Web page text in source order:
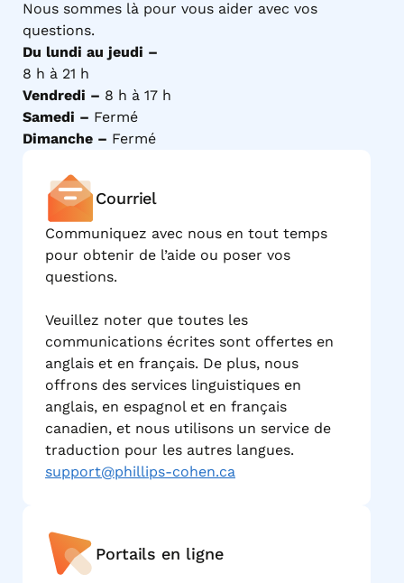
Nous sommes là pour vous aider avec vos
questions.
Du lundi au jeudi –
8 h à 21 h
Vendredi – 8 h à 17 h
Samedi – Fermé
Dimanche – Fermé
Courriel
Communiquez avec nous en tout temps
pour obtenir de l’aide ou poser vos
questions.
Veuillez noter que toutes les
communications écrites sont offertes en
anglais et en français. De plus, nous
offrons des services linguistiques en
anglais, en espagnol et en français
canadien, et nous utilisons un service de
traduction pour les autres langues.
support@phillips-cohen.ca
Portails en ligne